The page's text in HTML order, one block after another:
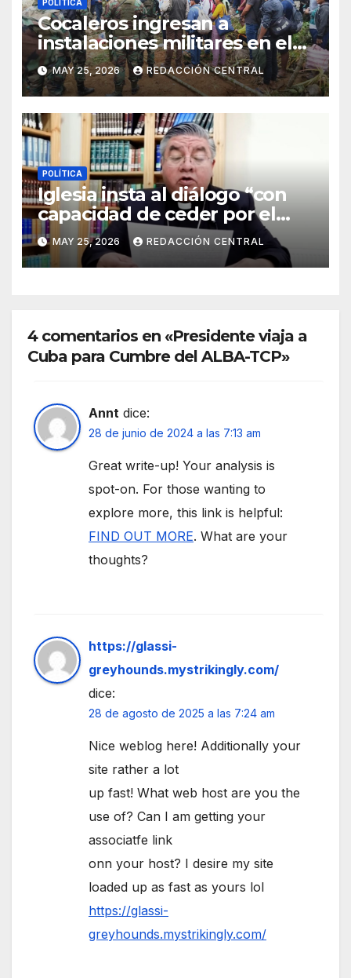
POLÍTICA
Cocaleros ingresan a
instalaciones militares en el
Trópico: “No aceptaremos un
estado de sitio”
MAY 25, 2026 REDACCIÓN CENTRAL
POLÍTICA
Iglesia insta al diálogo “con
capacidad de ceder por el
bien del país” y reitera su
disposición de mediador
MAY 25, 2026 REDACCIÓN CENTRAL
4 comentarios en «Presidente viaja a
Cuba para Cumbre del ALBA-TCP»
Annt dice:
28 de junio de 2024 a las 7:13 am
Great write-up! Your analysis is
spot-on. For those wanting to
explore more, this link is helpful:
FIND OUT MORE. What are your
thoughts?
https://glassi-
greyhounds.mystrikingly.com/
dice:
28 de agosto de 2025 a las 7:24 am
Nice weblog here! Additionally your
site rather a lot
up fast! What web host are you the
use of? Can I am getting your
associatfe link
onn your host? I desire my site
loaded up as fast as yours lol
https://glassi-
greyhounds.mystrikingly.com/